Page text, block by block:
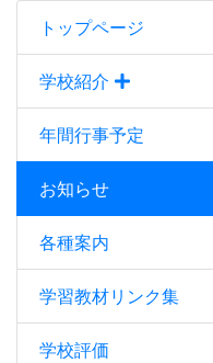
トップページ
学校紹介
年間行事予定
お知らせ
各種案内
学習教材リンク集
学校評価